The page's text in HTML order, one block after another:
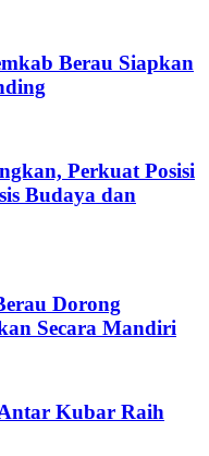
Berau Siapkan
Perkuat Posisi
Budaya dan
Dorong
Secara Mandiri
Kubar Raih